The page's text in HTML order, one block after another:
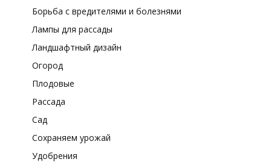
Борьба с вредителями и болезнями
Лампы для рассады
Ландшафтный дизайн
Огород
Плодовые
Рассада
Сад
Сохраняем урожай
Удобрения